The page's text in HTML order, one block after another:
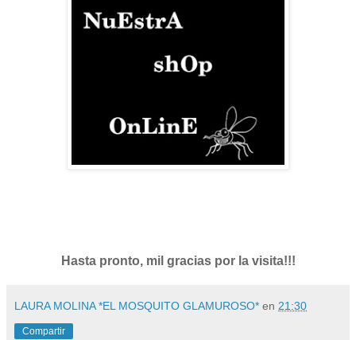
Hasta pronto, mil gracias por la visita!!!
LAURA MOLINA *EL MOSQUITO GLAMUROSO* en 21:30
Compartir